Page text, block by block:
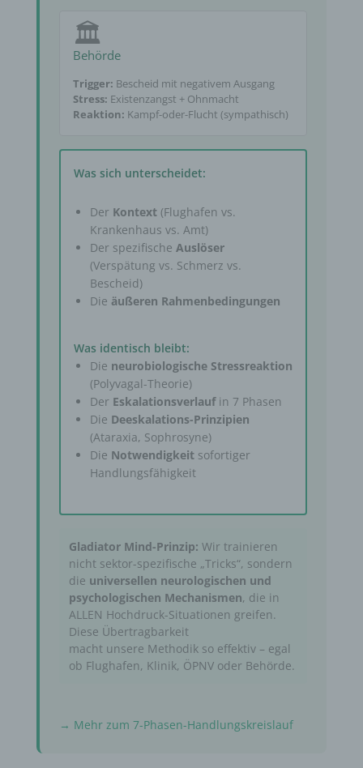
🏛️
Behörde
Trigger: Bescheid mit negativem Ausgang
Stress: Existenzangst + Ohnmacht
Reaktion: Kampf-oder-Flucht (sympathisch)
Was sich unterscheidet:
Der Kontext(Flughafen vs.
Krankenhaus vs. Amt)
Der spezifische Auslöser
(Verspätung vs. Schmerz vs.
Bescheid)
Die äußeren Rahmenbedingungen
Was identisch bleibt:
Die neurobiologische Stressreaktion
(Polyvagal-Theorie)
Der Eskalationsverlaufin 7 Phasen
Die Deeskalations-Prinzipien
(Ataraxia, Sophrosyne)
Die Notwendigkeitsofortiger
Handlungsfähigkeit
Gladiator Mind-Prinzip: Wir trainieren
nicht sektor-spezifische „Tricks“, sondern
die universellen neurologischen und
psychologischen Mechanismen, die in
ALLEN Hochdruck-Situationen greifen.
Diese Übertragbarkeit
macht unsere Methodik so effektiv – egal
ob Flughafen, Klinik, ÖPNV oder Behörde.
→ Mehr zum 7-Phasen-Handlungskreislauf